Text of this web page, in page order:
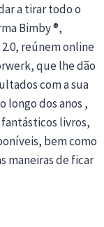
a tirar todo o
Bimby ®,
reúnem online
que lhe dão
com a sua
longo dos anos ,
livros,
bem como
maneiras de ficar